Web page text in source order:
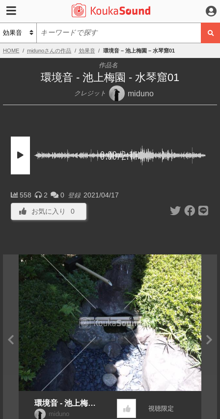
HOME midunoさんの作品 効果音 環境音 – 池上梅園 – 水琴窟01
作品名
環境音 - 池上梅園 - 水琴窟01
クレジット miduno
0:00/2:11
558 2 0 登録 2021/04/17
お気に入り 0
環境音 - 池上梅園 -
水琴窟01
miduno
視聴限定